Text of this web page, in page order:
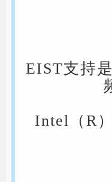
EIST支持
Intel（R